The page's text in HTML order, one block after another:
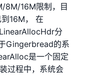
8M/16M限制，目
16M， 在
分
Gingerbread的系
是一个固定
过程中，系统会